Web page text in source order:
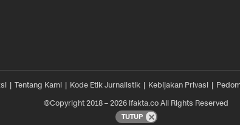
Tentang Kami Kode Etik Jurnalistik Kebijakan Privasi
©Copyright 2018 – 2026 ifakta.co All Rights Reserved
TUTUP